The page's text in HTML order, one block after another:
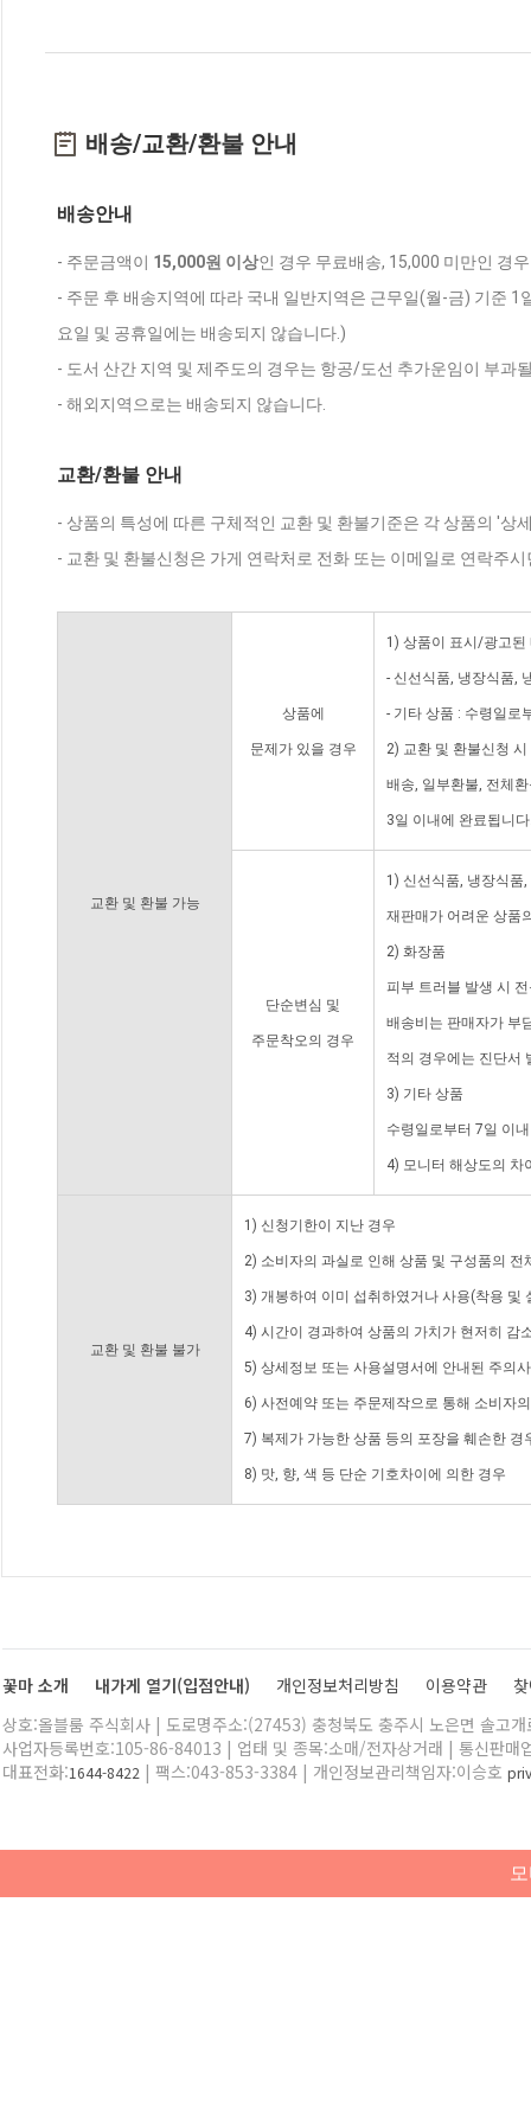
배송/교환/환불 안내
배송안내
- 주문금액이 15,000원 이상인 경우 무료배송, 15,000 미만인 경
- 주문 후 배송지역에 따라 국내 일반지역은 근무일(월-금) 기준
요일 및 공휴일에는 배송되지 않습니다.)
- 도서 산간 지역 및 제주도의 경우는 항공/도선 추가운임이 부과
- 해외지역으로는 배송되지 않습니다.
교환/환불 안내
- 상품의 특성에 따른 구체적인 교환 및 환불기준은 각 상품의 '상
- 교환 및 환불신청은 가게 연락처로 전화 또는 이메일로 연락주
교환 및 환불 가능
상품에
문제가 있을 경우
1) 상품이 표시/광고된
- 신선식품, 냉장식품,
- 기타 상품 : 수령일로
2) 교환 및 환불신청
배송, 일부환불, 전체
3일 이내에 완료됩니
단순변심 및
주문착오의 경우
1) 신선식품, 냉장식품
재판매가 어려운 상품
2) 화장품
피부 트러블 발생 시
배송비는 판매자가 부
적의 경우에는 진단서
3) 기타 상품
수령일로부터 7일 이
4) 모니터 해상도의 차
교환 및 환불 불가
1) 신청기한이 지난 경우
2) 소비자의 과실로 인해 상품 및 구성품의
3) 개봉하여 이미 섭취하였거나 사용(착용 및
4) 시간이 경과하여 상품의 가치가 현저히 감
5) 상세정보 또는 사용설명서에 안내된 주의
6) 사전예약 또는 주문제작으로 통해 소비자
7) 복제가 가능한 상품 등의 포장을 훼손한 경
8) 맛, 향, 색 등 단순 기호차이에 의한 경우
꽃마 소개 내가게 열기(입점안내) 개인정보처리방침 이용약관
상호:올블룸 주식회사 | 도로명주소:(27453) 충청북도 충주시 노은면 솔고
사업자등록번호:105-86-84013 | 업태 및 종목:소매/전자상거래 | 통신판매
대표전화:1644-8422 | 팩스:043-853-3384 | 개인정보관리책임자:이승호